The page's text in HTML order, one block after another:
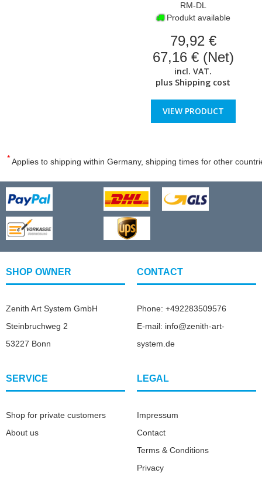
RM-DL
Produkt available
79,92 €
67,16 € (Net)
incl. VAT.
plus Shipping cost
VIEW PRODUCT
*Applies to shipping within Germany, shipping times for other
SHOP OWNER
Zenith Art System GmbH
Steinbruchweg 2
53227 Bonn
CONTACT
Phone: +492283509576
E-mail: info@zenith-art-
system.de
SERVICE
Shop for private customers
About us
LEGAL
Impressum
Contact
Terms & Conditions
Privacy